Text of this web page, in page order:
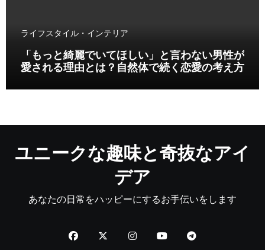
ライフスタイル・インテリア
「もっと綺麗でいてほしい」と言わない男性が
愛される理由とは？自然体で続く恋愛の考え方
ユニークな趣味と奇抜なアイ
デア
あなたの日常をハッピーにするお手伝いをします